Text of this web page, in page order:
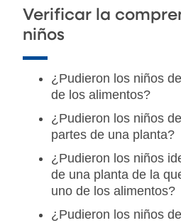
Verificar la
niños
¿Pudieron los niños
de los alimentos?
¿Pudieron los niños
partes de una planta?
¿Pudieron los niños
de una planta de la
uno de los alimentos?
¿Pudieron los niños